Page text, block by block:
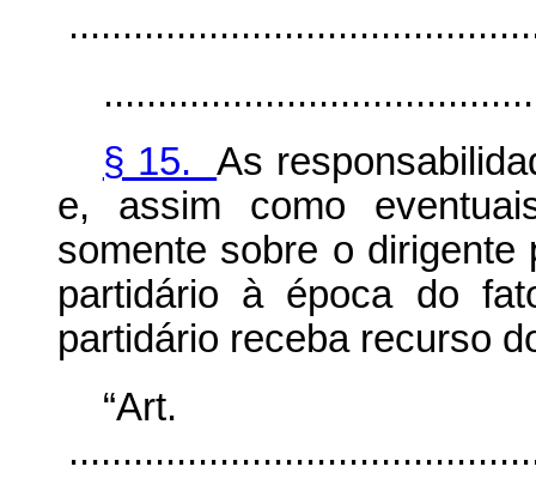
§ 15.As
e, assim como
somente sobre o dirigente
partidário à época do
partidário receba recurso